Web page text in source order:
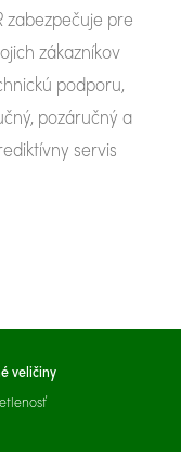
zabezpečuje pre
zákazníkov
podporu,
pozáručný a
servis
veličiny